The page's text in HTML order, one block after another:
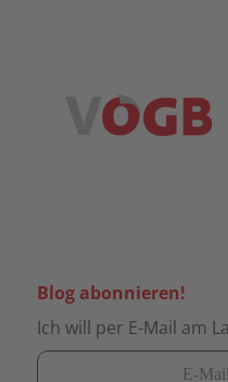
Blog abonnieren!
Ich will per E-Mail am